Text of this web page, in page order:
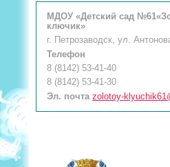
МДОУ «Детский сад
ключик»
г. Петрозаводск, ул.
Телефон
8 (8142) 53-41-40
8 (8142) 53-41-30
Эл. почта zolotoy-